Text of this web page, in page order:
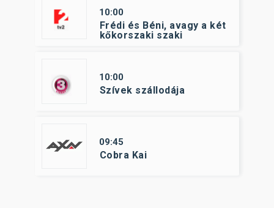
10:00
Frédi és Béni, avagy a két
kőkorszaki szaki
10:00
Szívek szállodája
09:45
Cobra Kai